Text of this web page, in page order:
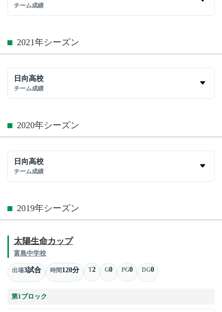
チーム成績
2021年シーズン
日向高校
チーム成績
2020年シーズン
日向高校
チーム成績
2019年シーズン
太陽生命カップ
富島中学校
出場3試合 時間120分 T2 G0 PG0 DG0
第1ブロック